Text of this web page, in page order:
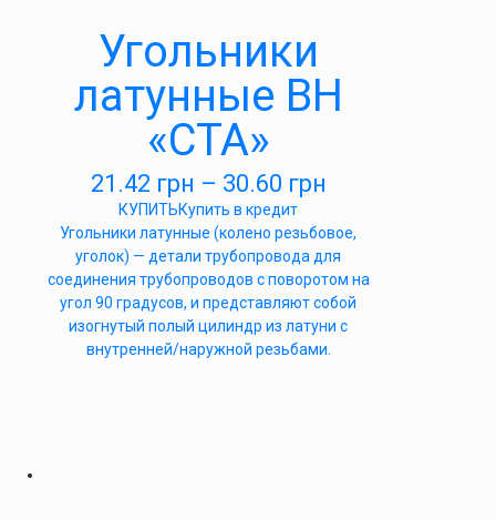
Угольники
латунные ВН
«СТА»
21.42 грн – 30.60 грн
КУПИТЬКупить в кредит
Угольники латунные (колено резьбовое,
уголок) — детали трубопровода для
соединения трубопроводов с поворотом на
угол 90 градусов, и представляют собой
изогнутый полый цилиндр из латуни с
внутренней/наружной резьбами.